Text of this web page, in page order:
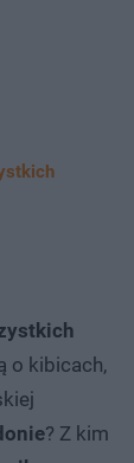
o kibicach,
? Z kim